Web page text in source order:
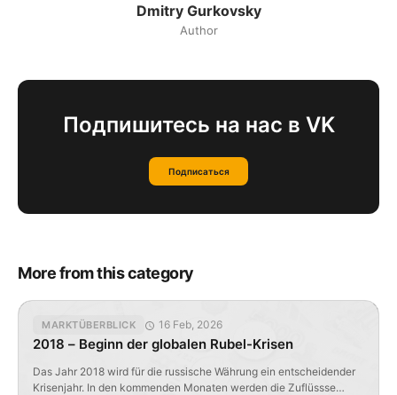
Dmitry Gurkovsky
Author
Подпишитесь на нас в VK
Подписаться
More from this category
MARKTÜBERBLICK 16 Feb, 2026
2018 – Beginn der globalen Rubel-Krisen
Das Jahr 2018 wird für die russische Währung ein entscheidender
Krisenjahr. In den kommenden Monaten werden die Zuflüssse